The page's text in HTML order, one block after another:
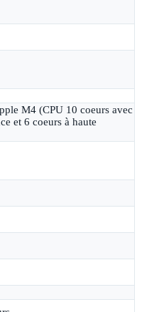
M4 (CPU 10 coeurs avec
et 6 coeurs à haute